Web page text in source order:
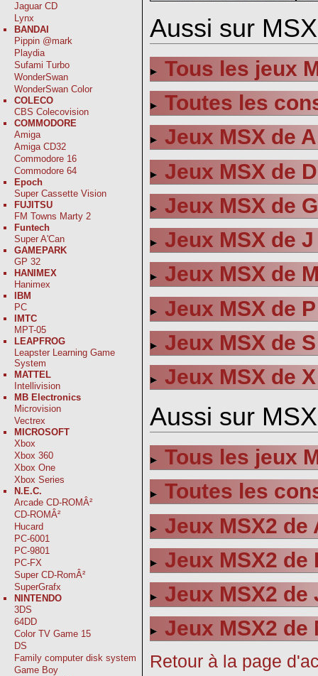
Jaguar CD
Lynx
BANDAI
Pippin @mark
Playdia
Sufami Turbo
WonderSwan
WonderSwan Color
COLECO
CBS Colecovision
COMMODORE
Amiga
Amiga CD32
Commodore 16
Commodore 64
Epoch
Super Cassette Vision
FUJITSU
FM Towns Marty 2
Funtech
Super A'Can
GAMEPARK
GP 32
HANIMEX
Hanimex
IBM
PC
IMTC
MPT-05
LEAPFROG
Leapster Learning Game
System
MATTEL
Intellivision
MB Electronics
Microvision
Vectrex
MICROSOFT
Xbox
Xbox 360
Xbox One
Xbox Series
N.E.C.
Arcade CD-ROMÂ²
CD-ROMÂ²
Hucard
PC-6001
PC-9801
PC-FX
Super CD-RomÂ²
SuperGrafx
NINTENDO
3DS
64DD
Color TV Game 15
DS
Family computer disk system
Game Boy
Aussi sur
Tous les jeux
Toutes les
Jeux MSX de
Jeux MSX de
Jeux MSX de
Jeux MSX de
Jeux MSX de
Jeux MSX de
Jeux MSX de
Jeux MSX de
Aussi sur
Tous les jeux
Toutes les
Jeux MSX2 de
Jeux MSX2 de
Jeux MSX2 de
Jeux MSX2 de
Retour à la page